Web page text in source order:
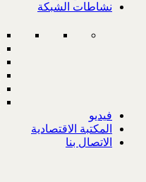
نشاطات الشبكة
فيديو
المكتبة الاقتصادية
الاتصال بنا